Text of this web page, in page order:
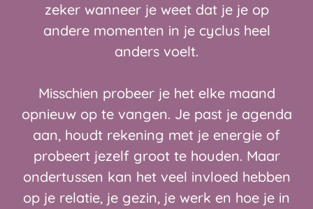
zeker wanneer je weet dat je je op
andere momenten in je cyclus heel
anders voelt.
Misschien probeer je het elke maand
opnieuw op te vangen. Je past je agenda
aan, houdt rekening met je energie of
probeert jezelf groot te houden. Maar
ondertussen kan het veel invloed hebben
op je relatie, je gezin, je werk en hoe je in